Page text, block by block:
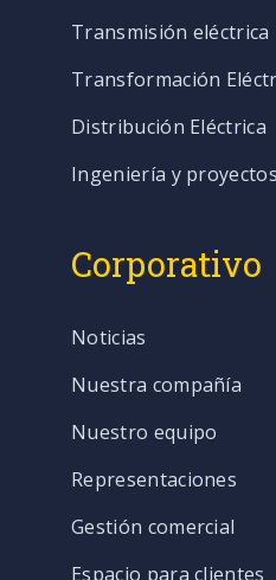
Transmisión eléctrica
Transformación
Distribución Eléctrica
Ingeniería y proyectos
Corporativo
Noticias
Nuestra compañía
Nuestro equipo
Representaciones
Gestión comercial
Espacio para clientes